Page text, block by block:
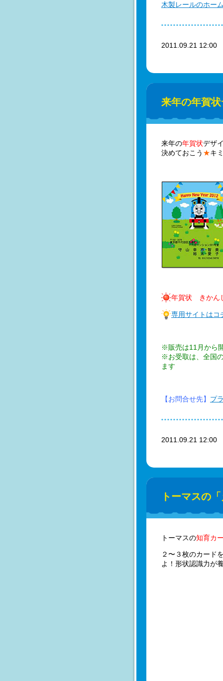
木製レールのホー
2011.09.21
来年の年賀
来年の年賀状デザ
決めておこう ★キ
年賀状 きかん
専用サイトはコ
※販売は11月から
※お受取は、全国
ます
【お問合せ先】 プ
2011.09.21
トーマスの
トーマスの知育カ
２〜３枚のカード
よ！形状認識力が